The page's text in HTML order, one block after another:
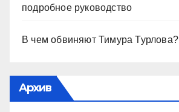
подробное руководство
В чем обвиняют Тимура Турлова?
Архив